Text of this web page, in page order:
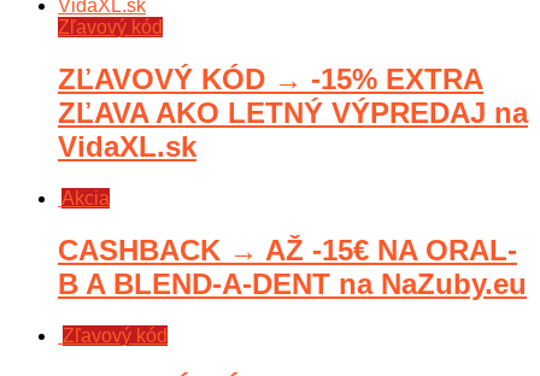
Zľavový kód
ZĽAVOVÝ KÓD → -15% EXTRA
ZĽAVA AKO LETNÝ VÝPREDAJ na
VidaXL.sk
Akcia
CASHBACK → AŽ -15€ NA ORAL-
B A BLEND-A-DENT na NaZuby.eu
Zľavový kód